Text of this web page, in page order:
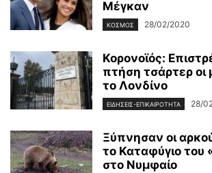
Μέγκαν
ΚΌΣΜΟΣ 28/02/2020
Κορονοϊός:
πτήση τσάρτερ
το Λονδίνο
ΕΙΔΉΣΕΙΣ-ΕΠΙΚΑΙΡΌΤΗΤΑ 28/
Ξύπνησαν οι
το Καταφύγιο του
στο Νυμφαίο